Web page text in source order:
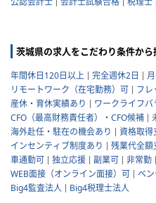
茨城県の求人をこだわり条件から
年間休日120日以上 完全週休2日
リモートワーク（在宅勤務）可
フレ
産休・育休実績あり
ワークライフバ
CFO（最高財務責任者）・CFO候補
海外赴任・駐在の機会あり
資格取得
インセンティブ制度あり
残業代全額
車通勤可
独立応援 副業可 非常勤
WEB面接（オンライン面接）可
ベ
Big4監査法人
Big4税理士法人